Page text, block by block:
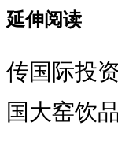
延伸阅读
传国际投
国大窑饮